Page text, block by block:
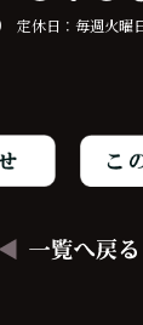
休日：毎週火曜